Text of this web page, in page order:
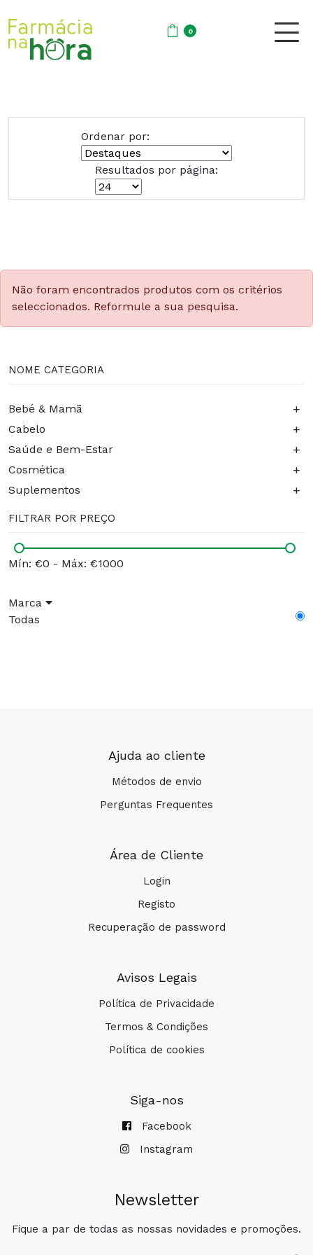
0
Ordenar por:
Resultados por página:
Não foram encontrados produtos com os critérios
seleccionados. Reformule a sua pesquisa.
NOME CATEGORIA
Bebé & Mamã +
Cabelo +
Saúde e Bem-Estar +
Cosmética +
Suplementos +
FILTRAR POR PREÇO
Mín: €0 - Máx: €1000
Marca
Todas
Ajuda ao cliente
Métodos de envio
Perguntas Frequentes
Área de Cliente
Login
Registo
Recuperação de password
Avisos Legais
Política de Privacidade
Termos & Condições
Política de cookies
Siga-nos
Facebook
Instagram
Newsletter
Fique a par de todas as nossas novidades e promoções.